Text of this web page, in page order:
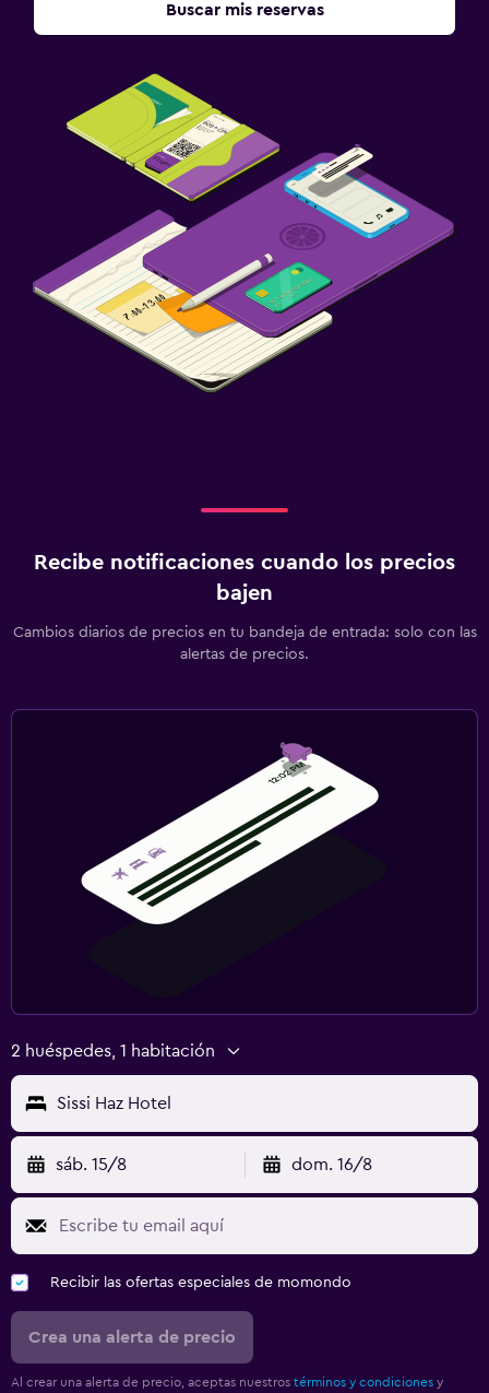
Buscar mis reservas
Recibe notificaciones cuando los precios
bajen
Cambios diarios de precios en tu bandeja de entrada: solo con las
alertas de precios.
2 huéspedes, 1 habitación
Sissi Haz Hotel
sáb. 15/8 dom. 16/8
Recibir las ofertas especiales de momondo
Crea una alerta de precio
Al crear una alerta de precio, aceptas nuestros términos y condiciones y